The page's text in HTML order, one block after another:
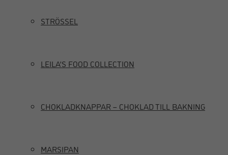
STRÖSSEL
LEILA’S FOOD COLLECTION
CHOKLADKNAPPAR – CHOKLAD TILL BAKNING
MARSIPAN